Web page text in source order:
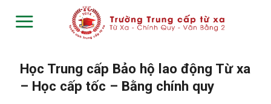
Học Trung cấp Bảo hộ lao động Từ xa
– Học cấp tốc – Bằng chính quy